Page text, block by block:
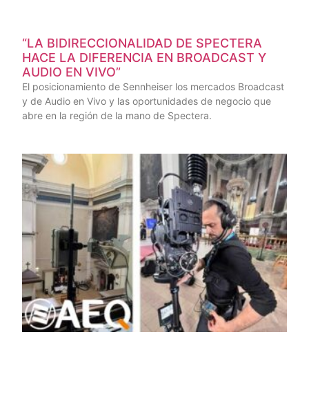
“LA BIDIRECCIONALIDAD DE SPECTERA
HACE LA DIFERENCIA EN BROADCAST Y
AUDIO EN VIVO”
El posicionamiento de Sennheiser los mercados Broadcast
y de Audio en Vivo y las oportunidades de negocio que
abre en la región de la mano de Spectera.